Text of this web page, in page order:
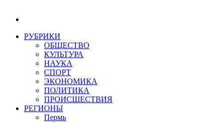
РУБРИКИ
ОБЩЕСТВО
КУЛЬТУРА
НАУКА
СПОРТ
ЭКОНОМИКА
ПОЛИТИКА
ПРОИСШЕСТВИЯ
РЕГИОНЫ
Пермь